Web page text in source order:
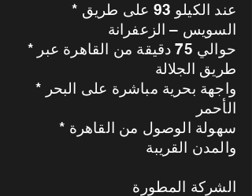
* عند الكيلو 93 على طريق
السويس – الزعفرانة
* حوالي 75 دقيقة من القاهرة عبر
طريق الجلالة
* واجهة بحرية مباشرة على البحر
الأحمر
* سهولة الوصول من القاهرة
والمدن القريبة
الشركة المطورة